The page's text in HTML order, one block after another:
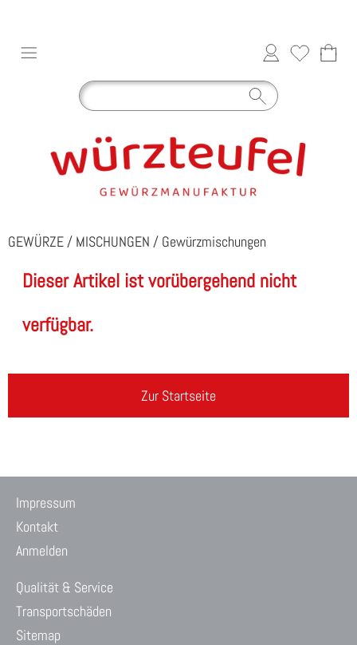
GEWÜRZE / MISCHUNGEN / Gewürzmischungen
Dieser Artikel ist vorübergehend nicht
verfügbar.
Zur Startseite
Impressum
Kontakt
Anmelden
Qualität & Service
Transportschäden
Sitemap